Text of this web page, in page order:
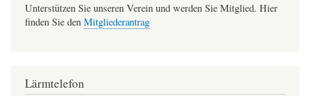
Unterstützen Sie unseren Verein und werden Sie Mitglied. Hier
finden Sie den Mitgliederantrag
Lärmtelefon